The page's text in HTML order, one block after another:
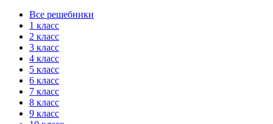
Все решебники
1 класс
2 класс
3 класс
4 класс
5 класс
6 класс
7 класс
8 класс
9 класс